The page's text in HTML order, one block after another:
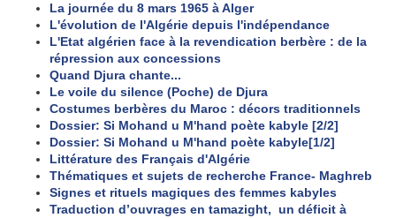
La journée du 8 mars 1965 à Alger
L'évolution de l'Algérie depuis l'indépendance
L'Etat algérien face à la revendication berbère : de la
répression aux concessions
Quand Djura chante...
Le voile du silence (Poche) de Djura
Costumes berbères du Maroc : décors traditionnels
Dossier: Si Mohand u M'hand poète kabyle [2/2]
Dossier: Si Mohand u M'hand poète kabyle[1/2]
Littérature des Français d'Algérie
Thématiques et sujets de recherche France- Maghreb
Signes et rituels magiques des femmes kabyles
Traduction d’ouvrages en tamazight, un déficit à